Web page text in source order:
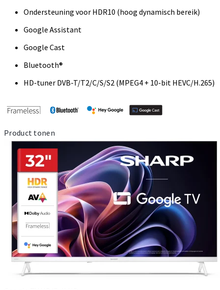
Ondersteuning voor HDR10 (hoog dynamisch bereik)
Google Assistant
Google Cast
Bluetooth®
HD-tuner DVB-T/T2/C/S/S2 (MPEG4 + 10-bit HEVC/H.265)
Product tonen